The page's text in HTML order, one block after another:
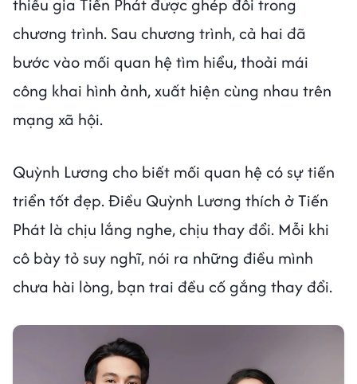
chương trình. Sau chương trình, cả hai đã
bước vào mối quan hệ tìm hiểu, thoải mái
công khai hình ảnh, xuất hiện cùng nhau trên
mạng xã hội.
Quỳnh Lương cho biết mối quan hệ có sự tiến
triển tốt đẹp. Điều Quỳnh Lương thích ở Tiến
Phát là chịu lắng nghe, chịu thay đổi. Mỗi khi
cô bày tỏ suy nghĩ, nói ra những điều mình
chưa hài lòng, bạn trai đều cố gắng thay đổi.